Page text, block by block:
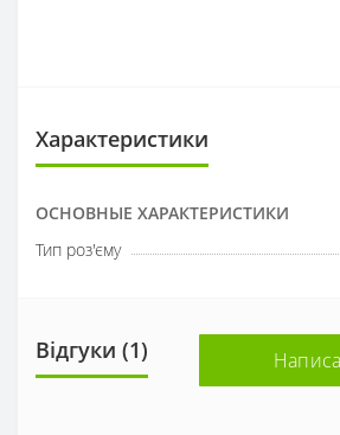
Характеристики
ОСНОВНЫЕ ХАРАКТЕРИСТИКИ
Тип роз'єму
Відгуки (1)